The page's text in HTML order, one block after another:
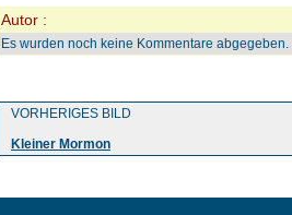
Autor :
Es wurden noch keine Kommentare abgegeben.
VORHERIGES BILD
Kleiner Mormon